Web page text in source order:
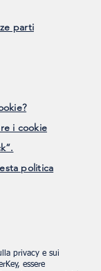
parti
i cookie
politica
privacy e sui
essere